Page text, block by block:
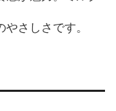
さしさです。